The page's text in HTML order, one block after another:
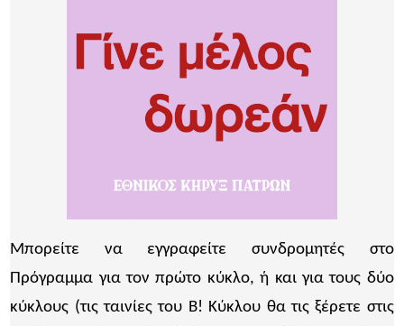
Μπορείτε να εγγραφείτε συνδρομητές στο
Πρόγραμμα για τον πρώτο κύκλο, ή και για τους δύο
κύκλους (τις ταινίες του Β! Κύκλου θα τις ξέρετε στις